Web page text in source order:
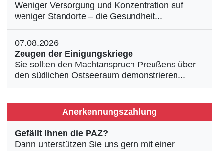
Weniger Versorgung und Konzentration auf
weniger Standorte – die Gesundheit...
07.08.2026
Zeugen der Einigungskriege
Sie sollten den Machtanspruch Preußens über
den südlichen Ostseeraum demonstrieren...
Anerkennungszahlung
Gefällt Ihnen die PAZ?
Dann unterstützen Sie uns gern mit einer